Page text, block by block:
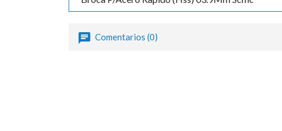
Comentarios (0)